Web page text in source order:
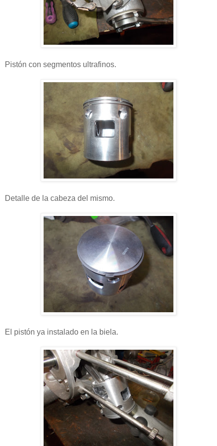
Pistón con segmentos ultrafinos.
Detalle de la cabeza del mismo.
El pistón ya instalado en la biela.